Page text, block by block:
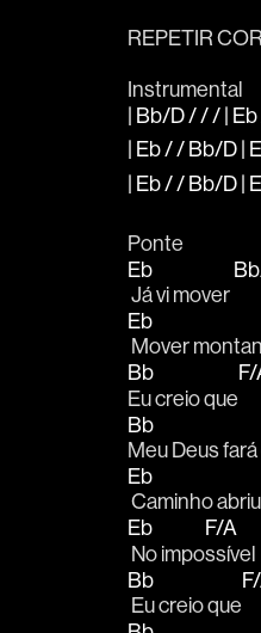
REPETIR
Instrumental
| Bb/D / / / |
| Eb / / Bb/D |
| Eb / / Bb/D |
Ponte
Eb
Já vi mover
Eb
Mover montan
Bb
Eu creio que
Bb
Meu Deus fará
Eb
Caminho abriu
Eb
No impo
F/A
ssível
Bb
Eu creio que